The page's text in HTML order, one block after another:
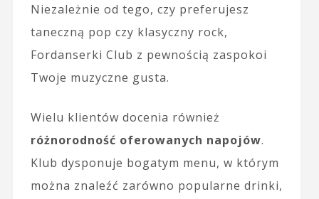
Niezależnie od tego, czy preferujesz
taneczną pop czy klasyczny rock,
Fordanserki Club z pewnością zaspokoi
Twoje muzyczne gusta.
Wielu klientów docenia również
różnorodność oferowanych napojów.
Klub dysponuje bogatym menu, w którym
można znaleźć zarówno popularne drinki,